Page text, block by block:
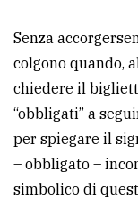
Senza
colgono quando,
chiedere il
“obbligati” a
per spiegare il
– obbligato –
simbolico di